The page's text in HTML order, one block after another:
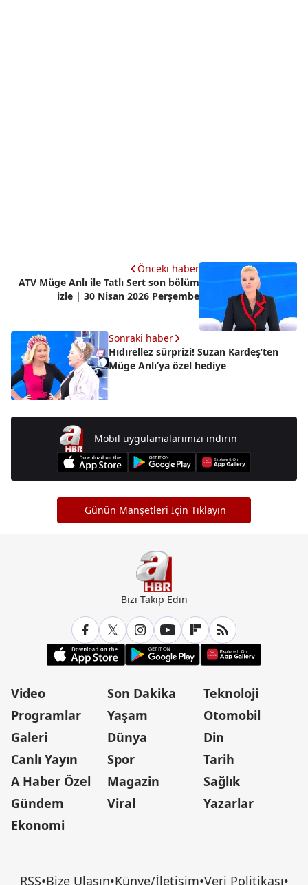
Önceki haber
ATV Müge Anlı ile Tatlı Sert son bölüm
izle | 30 Nisan 2026 Perşembe
Sonraki haber
Hıdırellez sürprizi! Suzan Kardeş’ten
Müge Anlı’ya özel hediye
Mobil uygulamalarımızı indirin
Günün Manşetleri İçin Tıklayın
Bizi Takip Edin
Video
Programlar
Galeri
Canlı Yayın
A Haber Özel
Gündem
Ekonomi
Son Dakika
Yaşam
Dünya
Spor
Magazin
Viral
Teknoloji
Otomobil
Din
Tarih
Sağlık
Yazarlar
RSS•Bize Ulaşın•Künye/İletişim•Veri Politikası•